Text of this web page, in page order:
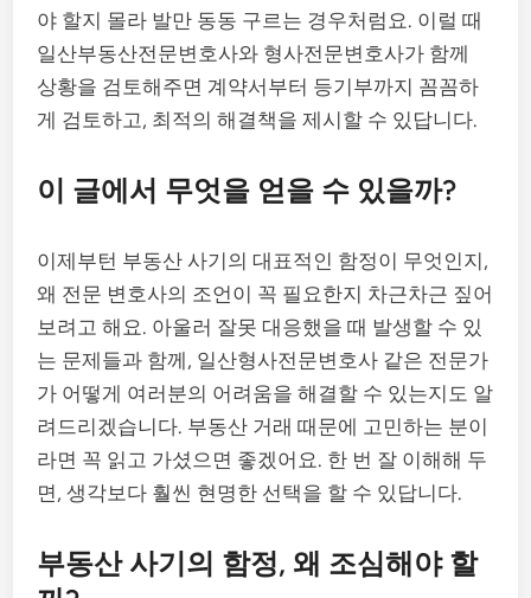
야 할지 몰라 발만 동동 구르는 경우처럼요. 이럴 때
일산부동산전문변호사와 형사전문변호사가 함께
상황을 검토해주면 계약서부터 등기부까지 꼼꼼하
게 검토하고, 최적의 해결책을 제시할 수 있답니다.
이 글에서 무엇을 얻을 수 있을까?
이제부턴 부동산 사기의 대표적인 함정이 무엇인지,
왜 전문 변호사의 조언이 꼭 필요한지 차근차근 짚어
보려고 해요. 아울러 잘못 대응했을 때 발생할 수 있
는 문제들과 함께, 일산형사전문변호사 같은 전문가
가 어떻게 여러분의 어려움을 해결할 수 있는지도 알
려드리겠습니다. 부동산 거래 때문에 고민하는 분이
라면 꼭 읽고 가셨으면 좋겠어요. 한 번 잘 이해해 두
면, 생각보다 훨씬 현명한 선택을 할 수 있답니다.
부동산 사기의 함정, 왜 조심해야 할